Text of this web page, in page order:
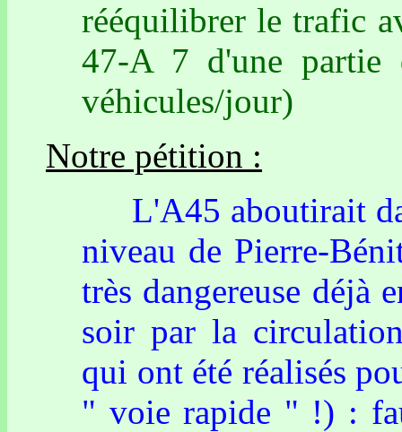
rééquilibrer le trafic
47-A 7 d'une
véhicules/jour)
Notre pétition :
L'A45 aboutirait
niveau de Pierre-
très dangereuse déjà
soir par la
qui ont été réalisés
" voie rapide " !) :